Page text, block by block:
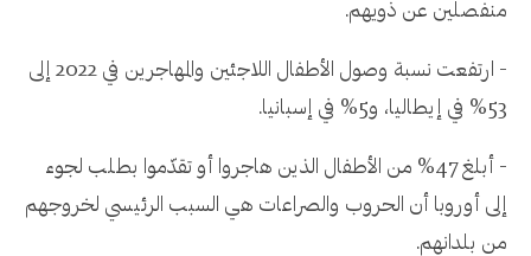
منفصلين عن ذويهم.
- ارتفعت نسبة وصول الأطفال اللاجئين والمهاجرين في 2022 إلى
53% في إيطاليا، و5% في إسبانيا.
- أبلغ 47% من الأطفال الذين هاجروا أو تقدّموا بطلب لجوء
إلى أوروبا أن الحروب والصراعات هي السبب الرئيسي لخروجهم
من بلدانهم.